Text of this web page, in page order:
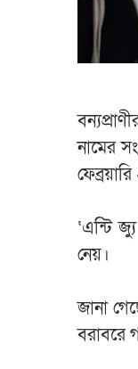
নামের
‘এন্টি
নেয়।
জানা
বরাবরে